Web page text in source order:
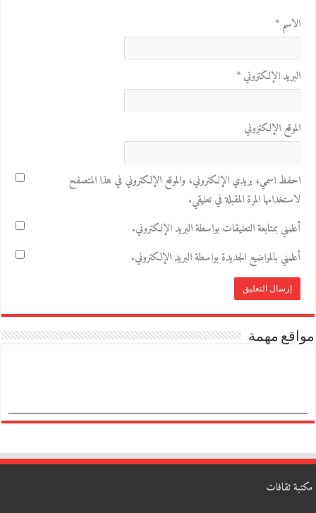
الاسم*
البريد الإلكتروني*
الموقع الإلكتروني
احفظ اسمي، بريدي الإلكتروني، والموقع الإلكتروني في هذا المتصفح
لاستخدامها المرة المقبلة في تعليقي.
أعلمني بمتابعة التعليقات بواسطة البريد الإلكتروني.
أعلمني بالمواضيع الجديدة بواسطة البريد الإلكتروني.
مواقع مهمة
مكتبة ثقافات